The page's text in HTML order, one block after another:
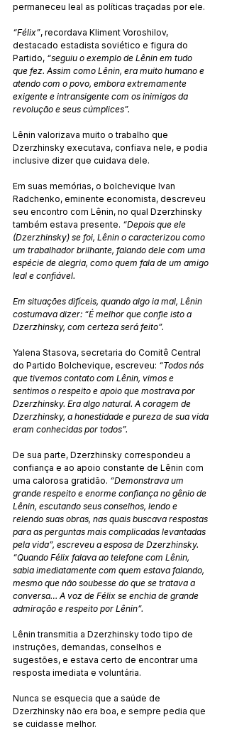
permaneceu leal as políticas traçadas por ele.
“Félix”, recordava Kliment Voroshilov,
destacado estadista soviético e figura do
Partido, “seguiu o exemplo de Lênin em tudo
que fez. Assim como Lênin, era muito humano e
atendo com o povo, embora extremamente
exigente e intransigente com os inimigos da
revolução e seus cúmplices”.
Lênin valorizava muito o trabalho que
Dzerzhinsky executava, confiava nele, e podia
inclusive dizer que cuidava dele.
Em suas memórias, o bolchevique Ivan
Radchenko, eminente economista, descreveu
seu encontro com Lênin, no qual Dzerzhinsky
também estava presente. “Depois que ele
(Dzerzhinsky) se foi, Lênin o caracterizou como
um trabalhador brilhante, falando dele com uma
espécie de alegria, como quem fala de um amigo
leal e confiável.
Em situações difíceis, quando algo ia mal, Lênin
costumava dizer: “É melhor que confie isto a
Dzerzhinsky, com certeza será feito”.
Yalena Stasova, secretaria do Comitê Central
do Partido Bolchevique, escreveu: “Todos nós
que tivemos contato com Lênin, vimos e
sentimos o respeito e apoio que mostrava por
Dzerzhinsky. Era algo natural. A coragem de
Dzerzhinsky, a honestidade e pureza de sua vida
eram conhecidas por todos”.
De sua parte, Dzerzhinsky correspondeu a
confiança e ao apoio constante de Lênin com
uma calorosa gratidão. “Demonstrava um
grande respeito e enorme confiança no gênio de
Lênin, escutando seus conselhos, lendo e
relendo suas obras, nas quais buscava respostas
para as perguntas mais complicadas levantadas
pela vida”, escreveu a esposa de Dzerzhinsky.
“Quando Félix falava ao telefone com Lênin,
sabia imediatamente com quem estava falando,
mesmo que não soubesse do que se tratava a
conversa… A voz de Félix se enchia de grande
admiração e respeito por Lênin”.
Lênin transmitia a Dzerzhinsky todo tipo de
instruções, demandas, conselhos e
sugestões, e estava certo de encontrar uma
resposta imediata e voluntária.
Nunca se esquecia que a saúde de
Dzerzhinsky não era boa, e sempre pedia que
se cuidasse melhor.